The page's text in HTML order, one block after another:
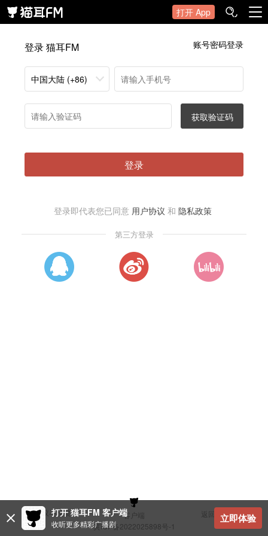
打开 App
登录 猫耳FM 账号密码登录
中国大陆 (+86)
获取验证码
登录
登录即代表您已同意 用户协议 和 隐私政策
第三方登录
建议与反馈 客户端
返回顶部
冀ICP备2022025898号-1
打开 猫耳FM 客户端
收听更多精彩广播剧 立即体验